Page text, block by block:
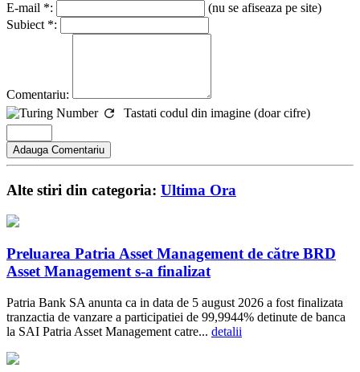
E-mail *:
(nu se afiseaza pe site)
Subiect *:
Comentariu:
Tastati codul din imagine (doar cifre)
Alte stiri din categoria: Ultima Ora
Preluarea Patria Asset Management de către BRD
Asset Management s-a finalizat
Patria Bank SA anunta ca in data de 5 august 2026 a fost finalizata
tranzactia de vanzare a participatiei de 99,9944% detinute de banca
la SAI Patria Asset Management catre... detalii